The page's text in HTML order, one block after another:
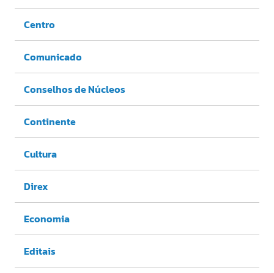
Centro
Comunicado
Conselhos de Núcleos
Continente
Cultura
Direx
Economia
Editais